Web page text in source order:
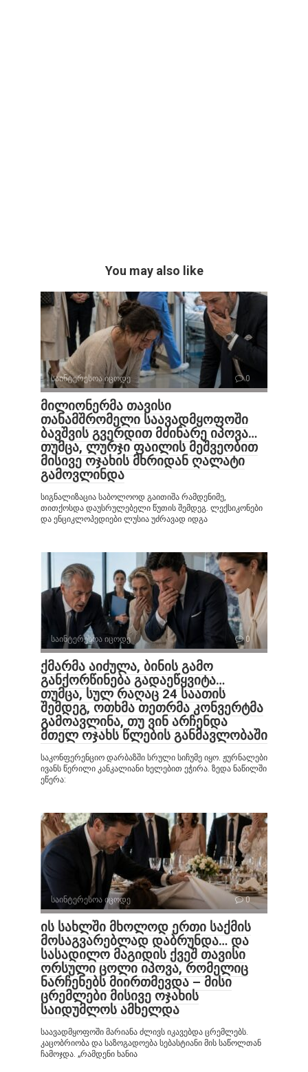
You may also like
საინტერესოა იცოდე 0
მილიონერმა თავისი
თანამშრომელი საავადმყოფოში
ბავშვის გვერდით მძინარე იპოვა…
თუმცა, ლურჯი ფაილის მეშვეობით
მისივე ოჯახის მხრიდან ღალატი
გამოვლინდა
სიგნალიზაცია საბოლოოდ გაითიშა რამდენიმე,
თითქოსდა დაუსრულებელი წუთის შემდეგ. ლექსიკონები
და ენციკლოპედიები ლუსია უძრავად იდგა
საინტერესოა იცოდე 0
ქმარმა აიძულა, ბინის გამო
განქორწინება გადაეწყვიტა…
თუმცა, სულ რაღაც 24 საათის
შემდეგ, ოთხმა თეთრმა კონვერტმა
გამოავლინა, თუ ვინ არჩენდა
მთელ ოჯახს წლების განმავლობაში
საკონფერენციო დარბაზში სრული სიჩუმე იყო. ჟურნალები
ივანს წერილი კანკალიანი ხელებით ეჭირა. ზედა ნაწილში
ეწერა:
საინტერესოა იცოდე 0
ის სახლში მხოლოდ ერთი საქმის
მოსაგვარებლად დაბრუნდა… და
სასადილო მაგიდის ქვეშ თავისი
ორსული ცოლი იპოვა, რომელიც
ნარჩენებს მიირთმევდა – მისი
ცრემლები მისივე ოჯახის
საიდუმლოს ამხელდა
საავადმყოფოში მარიანა ძლივს იკავებდა ცრემლებს.
კაცობრიობა და საზოგადოება სებასტიანი მის საწოლთან
ჩამოჯდა. „რამდენი ხანია